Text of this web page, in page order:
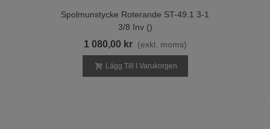
Spolmunstycke Roterande ST-49.1 3-1
3/8 Inv ()
1 080,00 kr (exkl. moms)
Lägg Till I Varukorgen